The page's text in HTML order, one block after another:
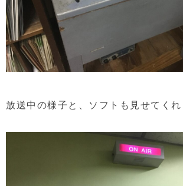
放送中の様子と、ソフトも見せてくれ